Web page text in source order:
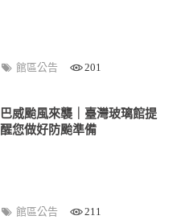
館區公告 201
巴威颱風來襲｜臺灣玻璃館提
醒您做好防颱準備
館區公告 211